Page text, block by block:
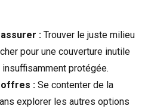
: Trouver le juste milieu
pour une couverture inutile
protégée.
offres : Se contenter de la
explorer les autres options